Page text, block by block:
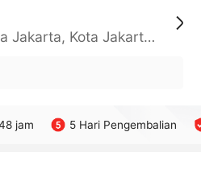
Daerah Khusus Ibukota Jakarta, Kota Jakarta Barat, Cengkareng, yy
jam 5 Hari Pengembalian